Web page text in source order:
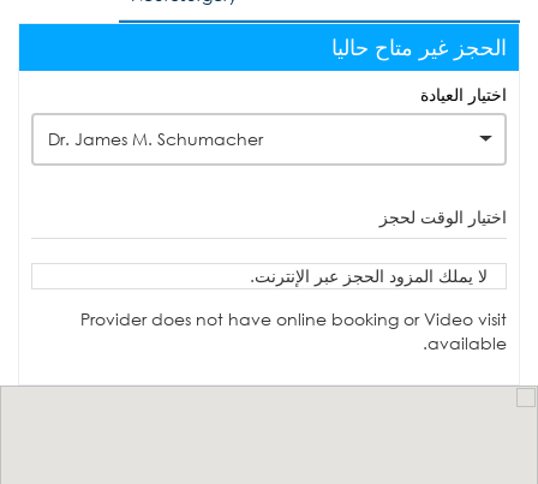
الحجز غير متاح حاليا
اختيار العيادة
Dr. James M. Schumacher
اختيار الوقت لحجز
لا يملك المزود الحجز عبر الإنترنت.
Provider does not have online booking or Video visit
available.